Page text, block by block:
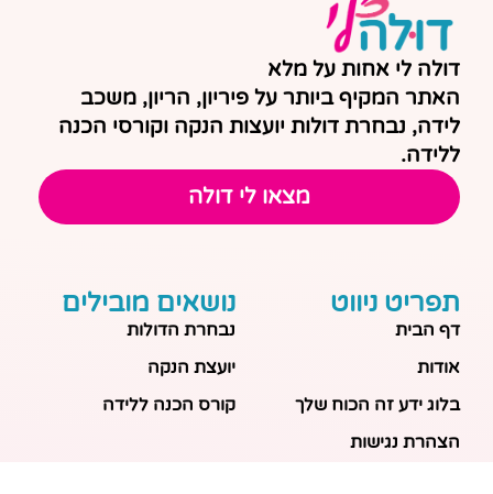
דולה לי אחות על מלא
האתר המקיף ביותר על פיריון, הריון, משכב
לידה, נבחרת דולות יועצות הנקה וקורסי הכנה
ללידה.
מצאו לי דולה
תפריט ניווט
דף הבית
אודות
בלוג ידע זה הכוח שלך
הצהרת נגישות
נושאים מובילים
נבחרת הדולות
יועצת הנקה
קורס הכנה ללידה